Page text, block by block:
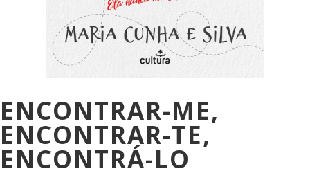
ENCONTRAR-ME,
ENCONTRAR-TE,
ENCONTRÁ-LO